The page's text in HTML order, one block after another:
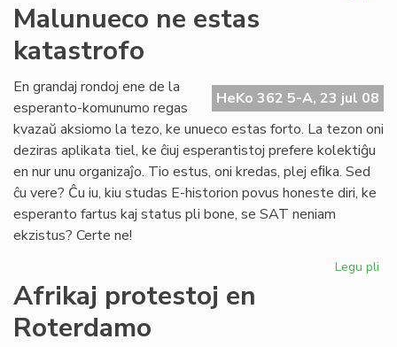
Malunueco ne estas
katastrofo
HeKo 362 5-A, 23 jul 08
En grandaj rondoj ene de la
esperanto-komunumo regas
kvazaŭ aksiomo la tezo, ke unueco estas forto. La tezon oni
deziras aplikata tiel, ke ĉiuj esperantistoj prefere kolektiĝu
en nur unu organizaĵo. Tio estus, oni kredas, plej eﬁka. Sed
ĉu vere? Ĉu iu, kiu studas E-historion povus honeste diri, ke
esperanto fartus kaj status pli bone, se SAT neniam
ekzistus? Certe ne!
Legu pli
Afrikaj protestoj en
Roterdamo